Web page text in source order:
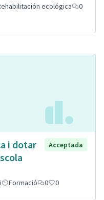
ecológica
0
i dotar
Acceptada
Formació 0 0